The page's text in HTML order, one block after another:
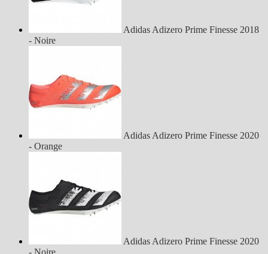
Adidas Adizero Prime Finesse 2018
- Noire
Adidas Adizero Prime Finesse 2020
- Orange
Adidas Adizero Prime Finesse 2020
- Noire